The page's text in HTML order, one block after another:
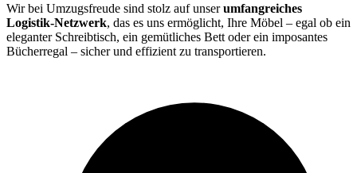
Wir bei Umzugsfreude sind stolz auf unserumfangreiches
Logistik-Netzwerk, das es uns ermöglicht, Ihre Möbel – egal ob ein
eleganter Schreibtisch, ein gemütliches Bett oder ein imposantes
Bücherregal – sicher und effizient zu transportieren.